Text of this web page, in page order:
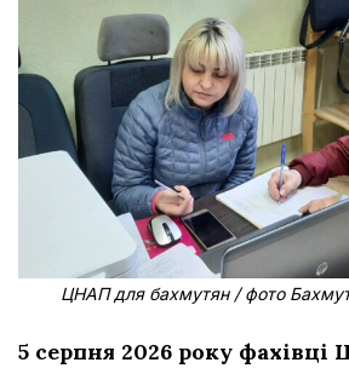
ЦНАП для бахмутян / фото
5 серпня 2026 року фахівці